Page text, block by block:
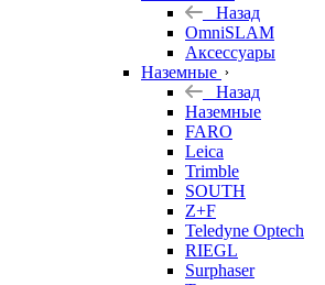
Назад
OmniSLAM
Аксессуары
Наземные
Назад
Наземные
FARO
Leica
Trimble
SOUTH
Z+F
Teledyne Optech
RIEGL
Surphaser